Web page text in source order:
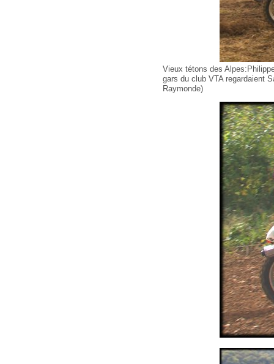
Vieux tétons des
gars du club VTA regardaient
Raymonde)